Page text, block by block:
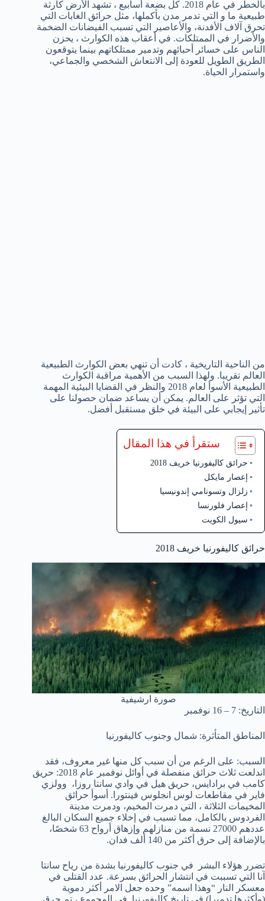
بالخطر في عام 2018. كل بضعة أسابيع ، تشهد الأرض كارثة
طبيعية ما و التي تدمر مدن بأكملها، مثل حرائق الغابات التي
تحرق آلاف الأفدنة، والأعاصير التي تسبب الفيضانات الضخمة
والأضرار في الممتلكات. في أعقاب هذه الكوارث ، يحزن
الناس على خسائر أحبائهم وتدمير ممتلكاتهم بينما يتوقعون
الطريق الطويل للعودة إلى الانتعاش الشخصي والجماعي،
واستمرار الحياة.
من الناحية التاريخية ، كادت أن تنهي بعض الكوارث الطبيعية
العالم تقريبا. ولهذا السبب من الأهمية مراقبة الكوارث
الطبيعية الأسوأ لعام 2018 والنظر في القضايا البيئية المهمة
التي تؤثر على العالم. يمكن أن يساعد ضمان حصولنا على
تأثير إيجابي على البيئة في خلق مستقبل أفضل.
ستقرأ في هذا المقال
حرائق كاليفورنيا خريف 2018
إعصار مايكل
زلزال وتسونامي إندونيسيا
إعصار فلورنسا
سيول الكويت
حرائق كاليفورنيا خريف 2018
صورة ارشيفية
التاريخ: 7 – 16 نوفمبر
المناطق المتأثرة: شمال وجنوب كاليفورنيا
السبب: على الرغم من أن سبب كل منها غير معروف، فقد
اندلعت ثلاث حرائق منفصلة في أوائل نوفمبر عام 2018: حريق
كامب في برادايس، حريق هيل في وادي سانتا روزا، وولزي
فاير في مقاطعات لوس انجلوس فينتورا. أسوأ حرائق
المخيمات الثلاثة ، التي دمرت المخيم، ودمرت مدينة
الفردوس بالكامل، مما تسبب في إخلاء جميع السكان البالغ
عددهم 27000 نسمة من منازلهم وإزهاق أرواح 63 شخصًا،
بالإضافة إلى حرق أكثر من 140 ألف فدان.
تضرر هؤلاء البشر في جنوب كاليفورنيا بشدة من رياح سانتا
آنا التي تسببت في انتشار الحرائق بسرعة. عدد القتلى في
معسكر النار “وهذا اسمه” وحده جعل الامر أكثر دموية